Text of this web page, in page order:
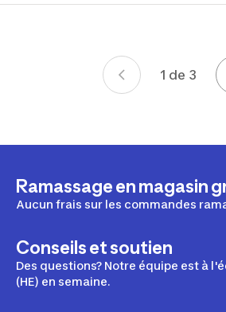
1 de 3Page 1
Ramassage en magasin
Aucun frais sur les commandes
Conseils et soutien
Des questions? Notre équipe est à
(HE) en semaine.